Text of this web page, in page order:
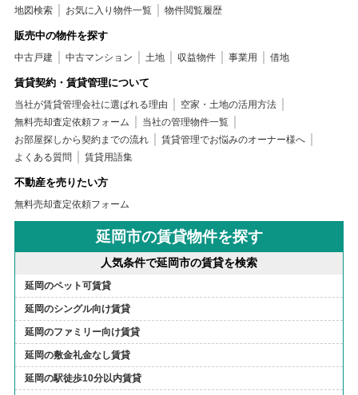
地図検索
お気に入り物件一覧 物件閲覧履歴
販売中の物件を探す
中古戸建 中古マンション 土地 収益物件 事業用 借地
賃貸契約・賃貸管理について
当社が賃貸管理会社に選ばれる理由
空家・土地の活用方法
無料売却査定依頼フォーム
当社の管理物件一覧
お部屋探しから契約までの流れ
賃貸管理でお悩みのオーナー様へ
よくある質問
賃貸用語集
不動産を売りたい方
無料売却査定依頼フォーム
延岡市の賃貸物件を探す
人気条件で延岡市の賃貸を検索
延岡のペット可賃貸
延岡のシングル向け賃貸
延岡のファミリー向け賃貸
延岡の敷金礼金なし賃貸
延岡の駅徒歩10分以内賃貸